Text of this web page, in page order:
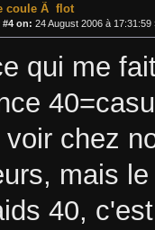
coule Ã flot
#4 on: 24 August 2006 à 17:31:59
qui me
chez
mais
40,